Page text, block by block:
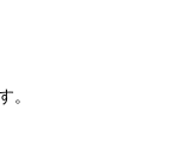
。